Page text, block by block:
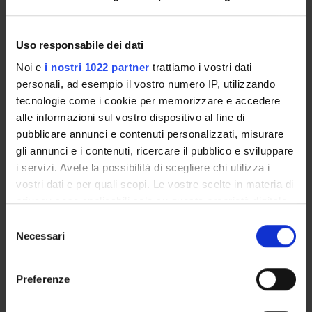
Uso responsabile dei dati
Noi e i nostri 1022 partner trattiamo i vostri dati
personali, ad esempio il vostro numero IP, utilizzando
tecnologie come i cookie per memorizzare e accedere
alle informazioni sul vostro dispositivo al fine di
pubblicare annunci e contenuti personalizzati, misurare
gli annunci e i contenuti, ricercare il pubblico e sviluppare
i servizi. Avete la possibilità di scegliere chi utilizza i
vostri dati e per quali scopi. Le vostre scelte in materia di
privacy sono applicabili solo su questa proprietà digitale
modificare o revocare il proprio consenso in qualsiasi
momento dalla Dichiarazione sui cookie o facendo clic
delNecessari
Preferenze
ORGANIZATION
GOVERNANCE
COMMITTEES
DEPARTMENT ADMINISTRATION OFFICES
LIBRARIES